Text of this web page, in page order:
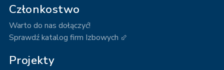
Członkostwo
Warto do nas dołączyć!
Sprawdź katalog firm Izbowych ⬃
Projekty